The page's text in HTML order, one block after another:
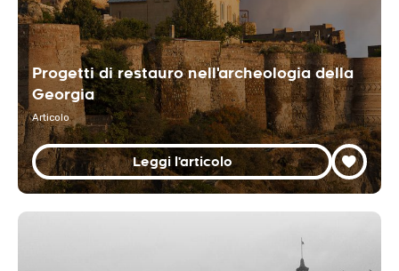
Progetti di restauro nell'archeologia della
Georgia
Articolo
Leggi l'articolo